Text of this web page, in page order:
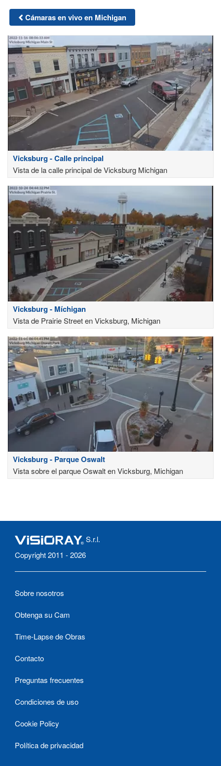
Cámaras en vivo en Michigan
Vicksburg - Calle principal
Vista de la calle principal de Vicksburg Michigan
Vicksburg - Míchigan
Vista de Prairie Street en Vicksburg, Michigan
Vicksburg - Parque Oswalt
Vista sobre el parque Oswalt en Vicksburg, Michigan
S.r.l.
Copyright 2011 - 2026
Sobre nosotros
Obtenga su Cam
Time-Lapse de Obras
Contacto
Preguntas frecuentes
Condiciones de uso
Cookie Policy
Política de privacidad